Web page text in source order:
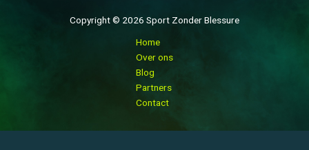
Copyright © 2026 Sport Zonder Blessure
Home
Over ons
Blog
Partners
Contact